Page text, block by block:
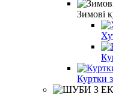
Зимові
Куртки